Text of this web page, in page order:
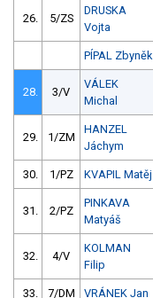
26. 5/ZS
DRUSKA
Vojta
PÍPAL Zbyněk
28. 3/V
VÁLEK
Michal
29. 1/ZM
HANZEL
Jáchym
30. 1/PZ KVAPIL Matěj
31. 2/PZ
PINKAVA
Matyáš
32. 4/V
KOLMAN
Filip
33. 7/DM VRÁNEK Jan